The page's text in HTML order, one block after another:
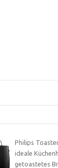
Philips
ideale
getoastetes